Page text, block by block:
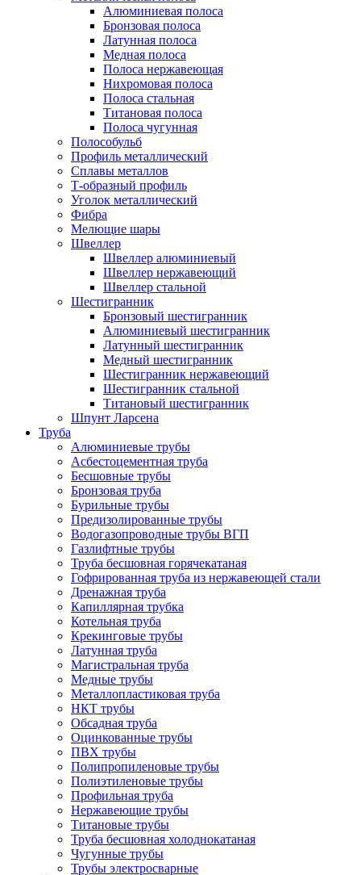
Алюминиевая полоса
Бронзовая полоса
Латунная полоса
Медная полоса
Полоса нержавеющая
Нихромовая полоса
Полоса стальная
Титановая полоса
Полоса чугунная
Полособульб
Профиль металлический
Сплавы металлов
Т-образный профиль
Уголок металлический
Фибра
Мелющие шары
Швеллер
Швеллер алюминиевый
Швеллер нержавеющий
Швеллер стальной
Шестигранник
Бронзовый шестигранник
Алюминиевый шестигранник
Латунный шестигранник
Медный шестигранник
Шестигранник нержавеющий
Шестигранник стальной
Титановый шестигранник
Шпунт Ларсена
Труба
Алюминиевые трубы
Асбестоцементная труба
Бесшовные трубы
Бронзовая труба
Бурильные трубы
Предизолированные трубы
Водогазопроводные трубы ВГП
Газлифтные трубы
Труба бесшовная горячекатаная
Гофрированная труба из нержавеющей стали
Дренажная труба
Капиллярная трубка
Котельная труба
Крекинговые трубы
Латунная труба
Магистральная труба
Медные трубы
Металлопластиковая труба
НКТ трубы
Обсадная труба
Оцинкованные трубы
ПВХ трубы
Полипропиленовые трубы
Полиэтиленовые трубы
Профильная труба
Нержавеющие трубы
Титановые трубы
Труба бесшовная холоднокатаная
Чугунные трубы
Трубы электросварные